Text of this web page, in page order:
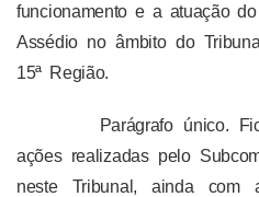
funcionamento e a atuação
Assédio no âmbito do
15ª Região.
Parágrafo único.
ações realizadas pelo
neste Tribunal, ainda com